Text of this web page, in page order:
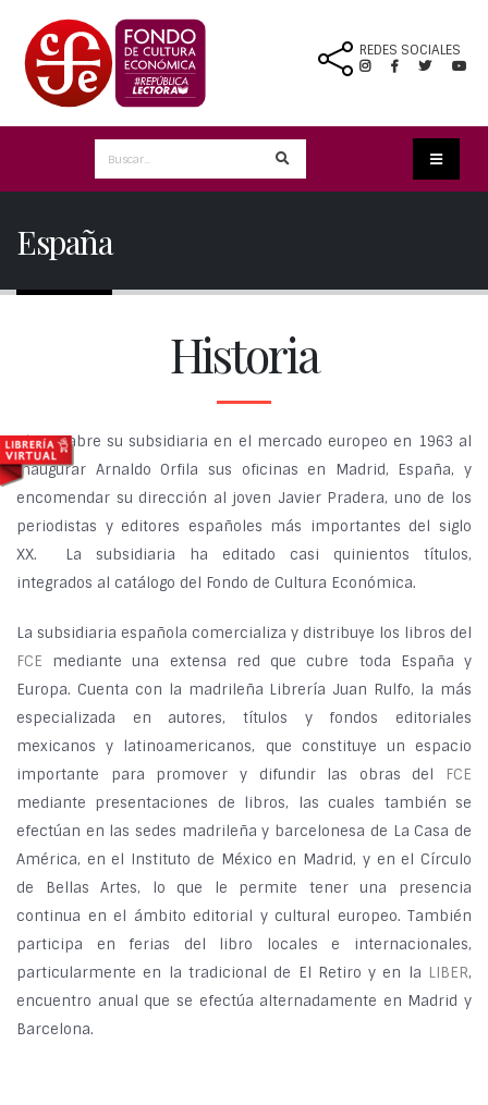
REDES SOCIALES
España
Historia
ElFCEabre su subsidiaria en el mercado europeo en 1963 al
inaugurar Arnaldo Orfila sus oficinas en Madrid, España, y
encomendar su dirección al joven Javier Pradera, uno de los
periodistas y editores españoles más importantes del siglo
XX. La subsidiaria ha editado casi quinientos títulos,
integrados al catálogo del Fondo de Cultura Económica.
La subsidiaria española comercializa y distribuye los libros del
FCE mediante una extensa red que cubre toda España y
Europa. Cuenta con la madrileña Librería Juan Rulfo, la más
especializada en autores, títulos y fondos editoriales
mexicanos y latinoamericanos, que constituye un espacio
importante para promover y difundir las obras del
FCE
mediante presentaciones de libros, las cuales también se
efectúan en las sedes madrileña y barcelonesa de La Casa de
América, en el Instituto de México en Madrid, y en el Círculo
de Bellas Artes, lo que le permite tener una presencia
continua en el ámbito editorial y cultural europeo. También
participa en ferias del libro locales e internacionales,
particularmente en la tradicional de El Retiro y en la LIBER,
encuentro anual que se efectúa alternadamente en Madrid y
Barcelona.